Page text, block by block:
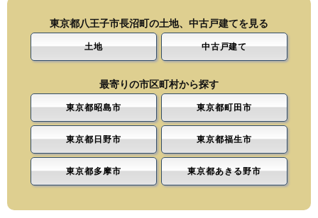
東京都八王子市長沼町の土地、中古戸建てを見る
土地 中古戸建て
最寄りの市区町村から探す
東京都昭島市 東京都町田市
東京都日野市 東京都福生市
東京都多摩市 東京都あきる野市